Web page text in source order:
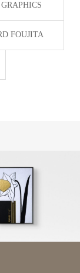
FOUJITA
ART